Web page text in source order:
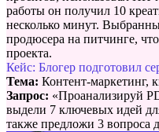
работы он получил 10
несколько минут.
продюсера на питчинге,
проекта.
Кейс: Блогер подготовил
Тема: Контент-маркетинг,
Запрос: «Проанализируй
выдели 7 ключевых идей
также предложи 3 вопроса